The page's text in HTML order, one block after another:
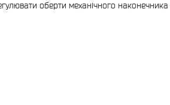
оберти механічного